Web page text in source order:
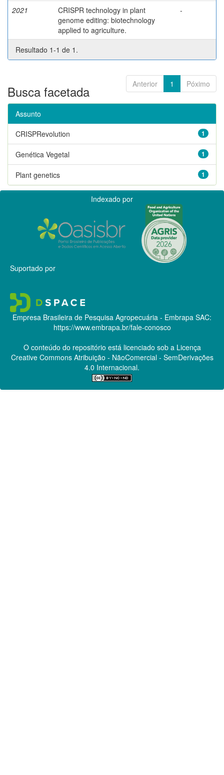
2021
CRISPR technology in plant
genome editing: biotechnology
applied to agriculture.
-
Resultado 1-1 de 1.
Anterior 1 Póximo
Busca facetada
Assunto
1
CRISPRevolution
1
Genética Vegetal
1
Plant genetics
Indexado por
Suportado por
Empresa Brasileira de Pesquisa Agropecuária - Embrapa SAC:
https://www.embrapa.br/fale-conosco
O conteúdo do repositório está licenciado sob a Licença
Creative CommonsAtribuição - NãoComercial - SemDerivações
4.0 Internacional.